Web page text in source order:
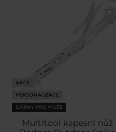
AKCE
PERSONALIZACE
DÁRKY PRO MUŽE
Multitool kapesní nůž